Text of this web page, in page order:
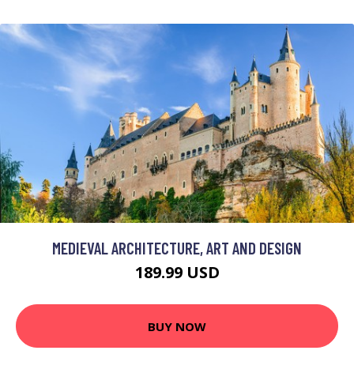
MEDIEVAL ARCHITECTURE, ART AND DESIGN
189.99 USD
BUY NOW